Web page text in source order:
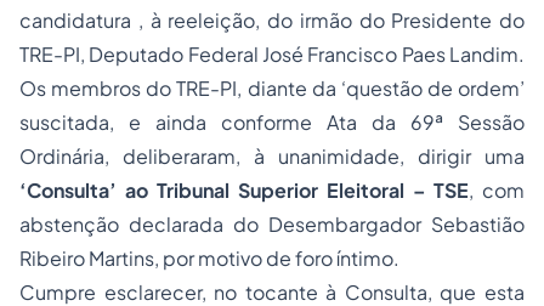
candidatura , à reeleição, do irmão do Presidente do
TRE-PI, Deputado Federal José Francisco Paes Landim.
Os membros do TRE-PI, diante da ‘questão de ordem’
suscitada, e ainda conforme Ata da 69ª Sessão
Ordinária, deliberaram, à unanimidade, dirigir uma
‘Consulta’ ao Tribunal Superior Eleitoral – TSE, com
abstenção declarada do Desembargador Sebastião
Ribeiro Martins, por motivo de foro íntimo.
Cumpre esclarecer, no tocante à Consulta, que esta